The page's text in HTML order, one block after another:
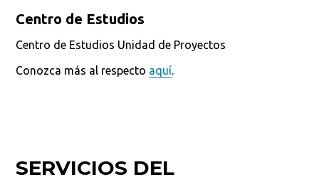
Centro de Estudios
Centro de Estudios Unidad de Proyectos
Conozca más al respecto aquí.
SERVICIOS DEL
Ordenar por: